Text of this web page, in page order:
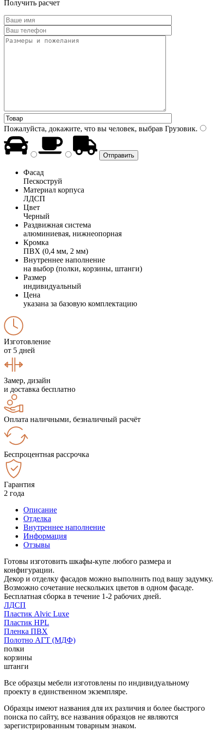
Получить расчет
Пожалуйста, докажите, что вы человек, выбрав Грузовик.
Фасад
Пескоструй
Материал корпуса
ЛДСП
Цвет
Черный
Раздвижная система
алюминиевая, нижнеопорная
Кромка
ПВХ (0,4 мм, 2 мм)
Внутреннее наполнение
на выбор (полки, корзины, штанги)
Размер
индивидуальный
Цена
указана за базовую комплектацию
Изготовление
от 5 дней
Замер, дизайн
и доставка бесплатно
Оплата наличными, безналичный расчёт
Беспроцентная рассрочка
Гарантия
2 года
Описание
Отделка
Внутреннее наполнение
Информация
Отзывы
Готовы изготовить шкафы-купе любого размера и
конфигурации.
Декор и отделку фасадов можно выполнить под вашу задумку.
Возможно сочетание нескольких цветов в одном фасаде.
Бесплатная сборка в течение 1-2 рабочих дней.
ЛДСП
Пластик Alvic Luxe
Пластик HPL
Пленка ПВХ
Полотно АГТ (МДФ)
полки
корзины
штанги
Все образцы мебели изготовлены по индивидуальному
проекту в единственном экземпляре.
Образцы имеют названия для их различия и более быстрого
поиска по сайту, все названия образцов не являются
зарегистрированным товарным знаком.